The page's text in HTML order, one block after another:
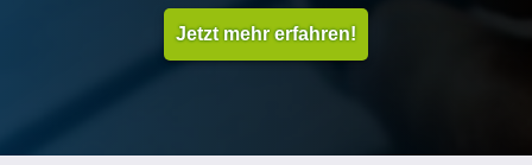
Jetzt mehr erfahren!